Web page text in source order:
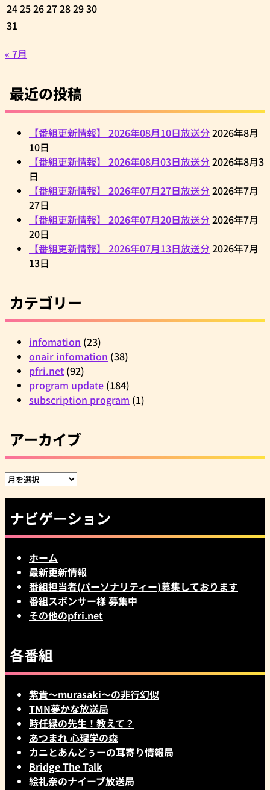
24252627282930
31
« 7月
最近の投稿
【番組更新情報】 2026年08月10日放送分2026年8月
10日
【番組更新情報】 2026年08月03日放送分2026年8月3
日
【番組更新情報】 2026年07月27日放送分2026年7月
27日
【番組更新情報】 2026年07月20日放送分2026年7月
20日
【番組更新情報】 2026年07月13日放送分2026年7月
13日
カテゴリー
infomation (23)
onair infomation (38)
pfri.net (92)
program update (184)
subscription program (1)
アーカイブ
ア
イ
ブ
ナビゲーション
ホーム
最新更新情報
番組担当者(パーソナリティー)募集しております
番組スポンサー様 募集中
その他のpfri.net
各番組
紫貴～murasaki～の非行幻似
TMN夢かな放送局
時任縁の先生！教えて？
あつまれ 心理学の森
カニとあんどぅーの耳寄り情報局
Bridge The Talk
絵礼奈のナイーブ放送局